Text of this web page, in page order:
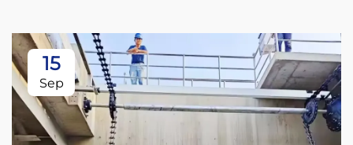
15
Sep